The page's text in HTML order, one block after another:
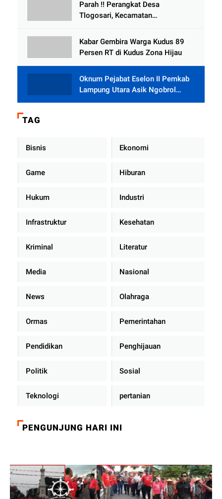
Parah !! Perangkat Desa
Tlogosari, Kecamatan
Rumah dari BAZNAS
Kabar Gembira Warga Kudus 89
Persen RT di Kudus Zona Hijau
Oknum Pejabat Eselon II Pemkab
Lampung Utara Asik Ngobrol
Dengan Teman Kencan Wanitanya
TAG
Bisnis Ekonomi
Game Hiburan
Hukum Industri
Infrastruktur Kesehatan
Kriminal Literatur
Media Nasional
News Olahraga
Ormas Pemerintahan
Pendidikan Penghijauan
Politik Sosial
Teknologi pertanian
PENGUNJUNG HARI INI